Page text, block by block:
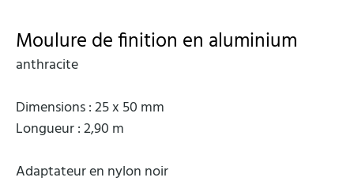
Moulure de finition en aluminium
anthracite
Dimensions : 25 x 50 mm
Longueur : 2,90 m
Adaptateur en nylon noir